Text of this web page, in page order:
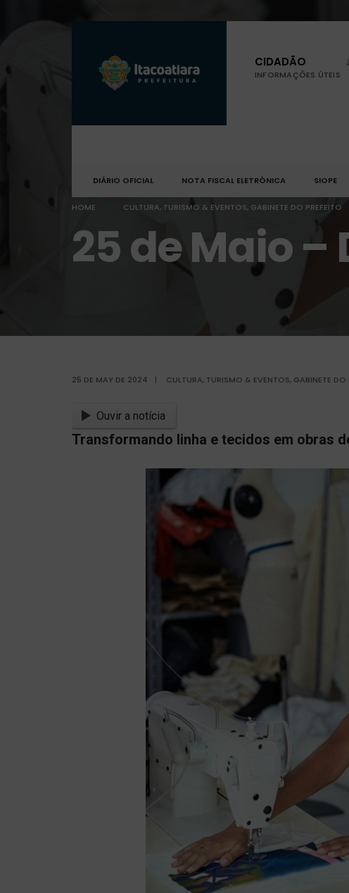
CIDADÃO
INFORMAÇÕES ÚTEIS
DIÁRIO OFICIAL NOTA FISCAL ELETRÔNICA SIOPE
HOME CULTURA, TURISMO & EVENTOS, GABINETE DO PREFEITO
25 de Maio
25 DE MAY DE 2024 | CULTURA, TURISMO & EVENTOS, GABINETE DO
Ouvir a notícia
Transformando linha e tecidos em obras